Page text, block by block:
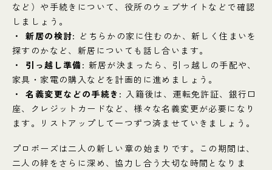
など）や手続きについて、役所のウェブサイトなどで確認
しましょう。
新居の検討: どちらかの家に住むのか、新しく住まいを
探すのかなど、新居についても話し合います。
引っ越し準備: 新居が決まったら、引っ越しの手配や、
家具・家電の購入などを計画的に進めましょう。
名義変更などの手続き : 入籍後は、運転免許証、銀行口
座、クレジットカードなど、様々な名義変更が必要になり
ます。リストアップして一つずつ済ませていきましょう。
プロポーズは二人の新しい章の始まりです。この期間は、
二人の絆をさらに深め、協力し合う大切な時間となりま